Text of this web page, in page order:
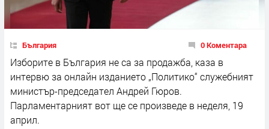
България 0 Коментара
Изборите в България не са за продажба, каза в
интервю за онлайн изданието „Политико“ служебният
министър-председател Андрей Гюров.
Парламентарният вот ще се произведе в неделя, 19
април.